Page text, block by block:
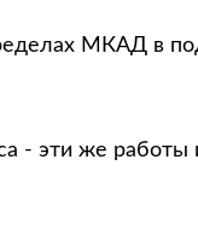
МКАД в
- эти же